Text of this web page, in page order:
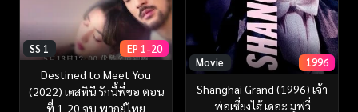
SS 1 EP 1-20
Destined to Meet You
(2022) เดสทินี รักนี้พี่ขอ ตอน
ที่ 1-20 จบ พากย์ไทย
Movie 1996
Shanghai Grand (1996) เจ้า
พ่อเซี่ยงไฮ้ เดอะ มูฟวี่